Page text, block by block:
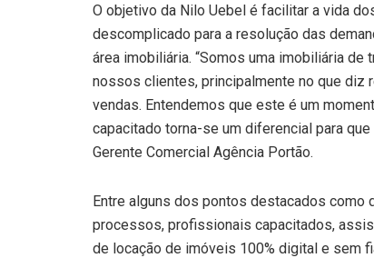
O objetivo da Nilo Uebel é facilitar a vida
descomplicado para a resolução das
área imobiliária. “Somos uma imobiliária
nossos clientes, principalmente no que
vendas. Entendemos que este é um
capacitado torna-se um diferencial para
Gerente Comercial Agência Portão.
Entre alguns dos pontos destacados
processos, profissionais capacitados,
de locação de imóveis 100% digital e sem